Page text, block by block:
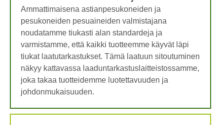
Ammattimaisena astianpesukoneiden ja
pesukoneiden pesuaineiden valmistajana
noudatamme tiukasti alan standardeja ja
varmistamme, että kaikki tuotteemme käyvät läpi
tiukat laatutarkastukset. Tämä laatuun sitoutuminen
näkyy kattavassa laaduntarkastuslaitteistossamme,
joka takaa tuotteidemme luotettavuuden ja
johdonmukaisuuden.